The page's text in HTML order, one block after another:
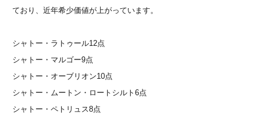
ており、近年希少価値が上がっています。
シャトー・ラトゥール12点
シャトー・マルゴー9点
シャトー・オーブリオン10点
シャトー・ムートン・ロートシルト6点
シャトー・ペトリュス8点